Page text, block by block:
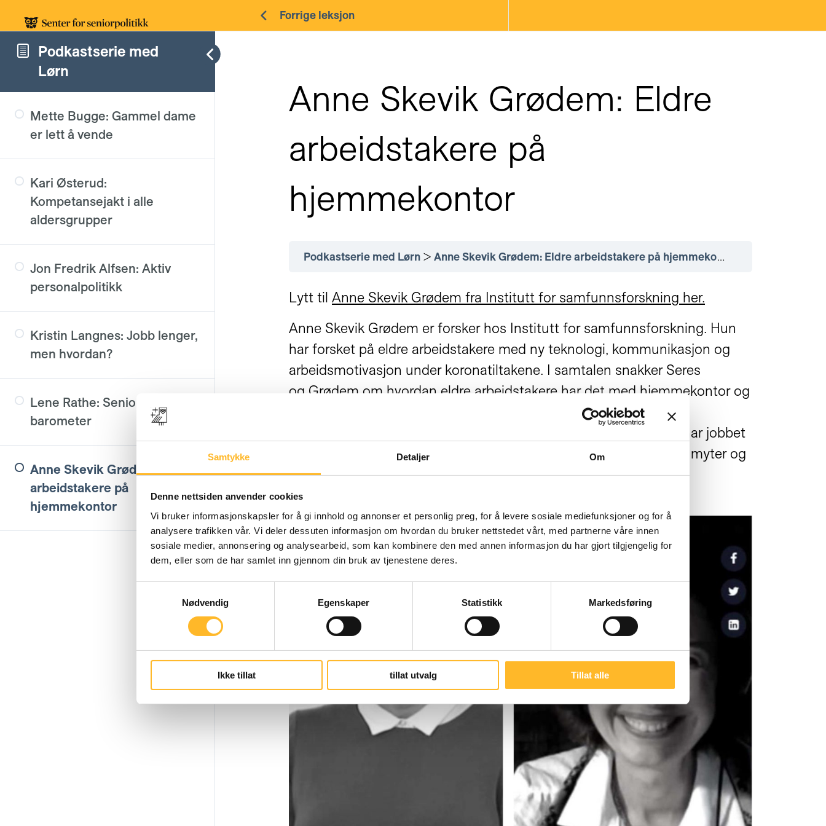
Samtykke Detaljer Om
Denne nettsiden anvender cookies
Vi bruker informasjonskapsler for å gi innhold og annonser et personlig preg, for å levere sosiale mediefunksjoner og for å
analysere trafikken vår. Vi deler dessuten informasjon om hvordan du bruker nettstedet vårt, med partnerne våre innen
sosiale medier, annonsering og analysearbeid, som kan kombinere den med annen informasjon du har gjort tilgjengelig for
dem, eller som de har samlet inn gjennom din bruk av tjenestene deres.
Nødvendig
Egenskaper Statistikk Markedsføring
Ikke tillat tillat utvalg Tillat alle
Podkastserie med
Lørn
Mette Bugge: Gammel dame
er lett å vende
Kari Østerud:
Kompetansejakt i alle
aldersgrupper
Jon Fredrik Alfsen: Aktiv
personalpolitikk
Kristin Langnes: Jobb lenger,
men hvordan?
Lene Rathe: Seniorpolitisk
barometer
Anne Skevik Grødem: Eldre
arbeidstakere på
hjemmekontor
Forrige leksjon
Anne Skevik Grødem: Eldre
arbeidstakere på
hjemmekontor
Podkastserie med Lørn Anne Skevik Grødem: Eldre arbeidstakere på hjemmekontor
Lytt til Anne Skevik Grødem fra Institutt for samfunnsforskning her.
Anne Skevik Grødem er forsker hos Institutt for samfunnsforskning. Hun
har forsket på eldre arbeidstakere med ny teknologi, kommunikasjon og
arbeidsmotivasjon under koronatiltakene. I samtalen snakker Seres
og Grødem om hvordan eldre arbeidstakere har det med hjemmekontor og
digitale møter. Hva har koronatiden gjort med deres kompetanse,
mestringsopplevelse og motivasjon? Dagens eldre i arbeidslivet har jobbet
digitalt siden DOS: Teams og Zoom er peanøtter for dem? Hva er myter og
hva er fakta om eldre arbeidstakeres håndtering av det digitale
arbeidslivet?